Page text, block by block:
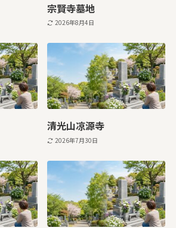
宗賢寺墓地
2026年8月4日
清光山凉源寺
2026年7月30日